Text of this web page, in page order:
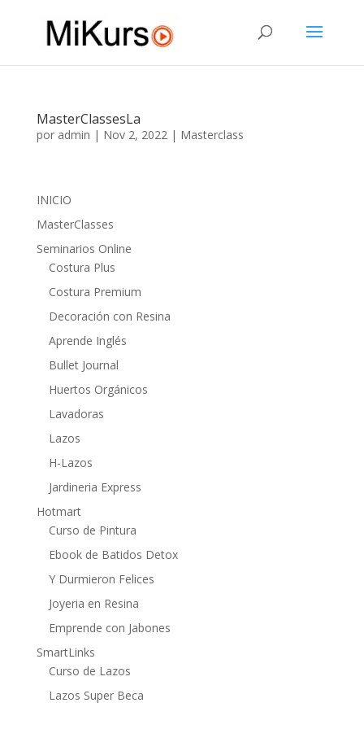
MasterClassesLa
por admin | Nov 2, 2022| Masterclass
INICIO
MasterClasses
Seminarios Online
Costura Plus
Costura Premium
Decoración con Resina
Aprende Inglés
Bullet Journal
Huertos Orgánicos
Lavadoras
Lazos
H-Lazos
Jardineria Express
Hotmart
Curso de Pintura
Ebook de Batidos Detox
Y Durmieron Felices
Joyeria en Resina
Emprende con Jabones
SmartLinks
Curso de Lazos
Lazos Super Beca